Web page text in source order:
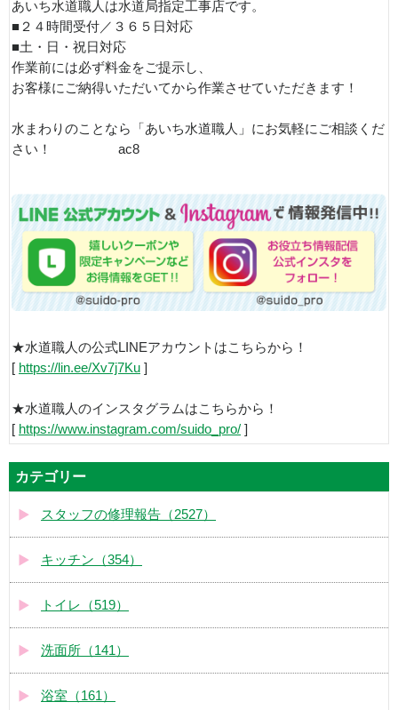
あいち水道職人は水道局指定工事店です。
■２４時間受付／３６５日対応
■土・日・祝日対応
作業前には必ず料金をご提示し、
お客様にご納得いただいてから作業させていただきます！
水まわりのことなら「あいち水道職人」にお気軽にご相談くだ
さい！ ac8
★水道職人の公式LINEアカウントはこちらから！
[ https://lin.ee/Xv7j7Ku ]
★水道職人のインスタグラムはこちらから！
[ https://www.instagram.com/suido_pro/ ]
カテゴリー
スタッフの修理報告（2527）
キッチン（354）
トイレ（519）
洗面所（141）
浴室（161）